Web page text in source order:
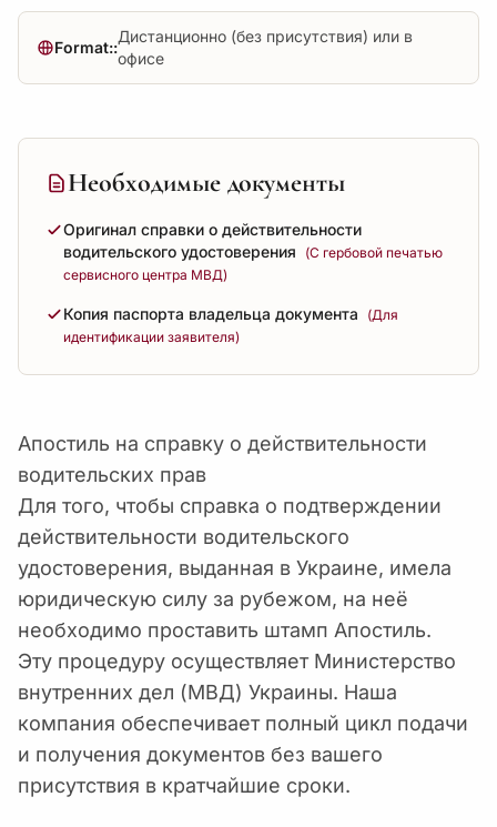
Format::
Дистанционно (без присутствия) или в
офисе
Необходимые документы
Оригинал справки о действительности
водительского удостоверения
(С гербовой печатью
сервисного центра МВД)
Копия паспорта владельца документа
(Для
идентификации заявителя)
Апостиль на справку о действительности
водительских прав
Для того, чтобы справка о подтверждении
действительности водительского
удостоверения, выданная в Украине, имела
юридическую силу за рубежом, на неё
необходимо проставить штамп Апостиль.
Эту процедуру осуществляет Министерство
внутренних дел (МВД) Украины. Наша
компания обеспечивает полный цикл подачи
и получения документов без вашего
присутствия в кратчайшие сроки.